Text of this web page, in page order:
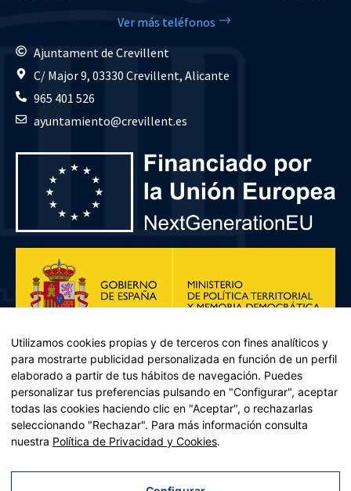
Ver más teléfonos
Ajuntament de Crevillent
C/ Major 9, 03330 Crevillent, Alicante
965 401 526
ayuntamiento@crevillent.es
Plan de Recuperación, Transformación y Resiliencia – Financiado por
Recuperación y resiliencia, establecido por el Reglamento (UE)
Utilizamos cookies propias y de terceros con fines analíticos y
para mostrarte publicidad personalizada en función de un perfil
elaborado a partir de tus hábitos de navegación. Puedes
personalizar tus preferencias pulsando en "Configurar", aceptar
todas las cookies haciendo clic en "Aceptar", o rechazarlas
seleccionando "Rechazar". Para más información consulta
nuestra Política de Privacidad y Cookies.